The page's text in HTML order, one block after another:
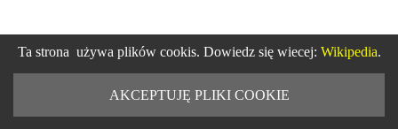
Ta strona używa plików cookis. Dowiedz się wiecej: Wikipedia.
AKCEPTUJĘ PLIKI COOKIE